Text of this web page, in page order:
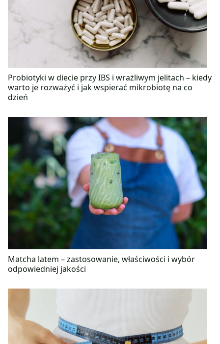
Probiotyki w diecie przy IBS i wrażliwym jelitach – kiedy
warto je rozważyć i jak wspierać mikrobiotę na co
dzień
Matcha latem – zastosowanie, właściwości i wybór
odpowiedniej jakości